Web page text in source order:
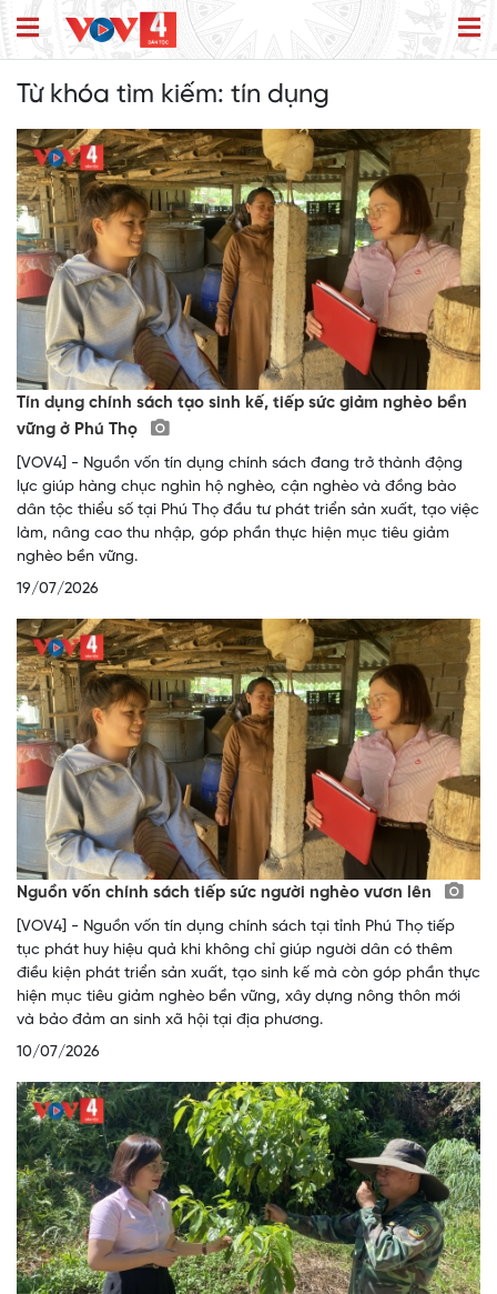
Từ khóa tìm kiếm: tín dụng
Tín dụng chính sách tạo sinh kế, tiếp sức giảm nghèo bền
vững ở Phú Thọ
[VOV4] - Nguồn vốn tín dụng chính sách đang trở thành động
lực giúp hàng chục nghìn hộ nghèo, cận nghèo và đồng bào
dân tộc thiểu số tại Phú Thọ đầu tư phát triển sản xuất, tạo việc
làm, nâng cao thu nhập, góp phần thực hiện mục tiêu giảm
nghèo bền vững.
19/07/2026
Nguồn vốn chính sách tiếp sức người nghèo vươn lên
[VOV4] - Nguồn vốn tín dụng chính sách tại tỉnh Phú Thọ tiếp
tục phát huy hiệu quả khi không chỉ giúp người dân có thêm
điều kiện phát triển sản xuất, tạo sinh kế mà còn góp phần thực
hiện mục tiêu giảm nghèo bền vững, xây dựng nông thôn mới
và bảo đảm an sinh xã hội tại địa phương.
10/07/2026